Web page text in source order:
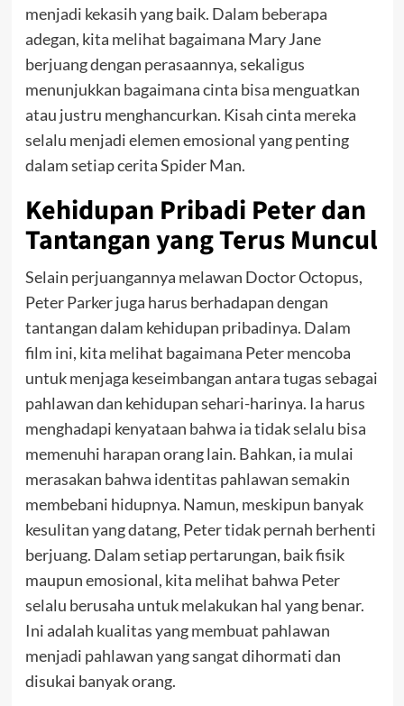
menjadi kekasih yang baik. Dalam beberapa
adegan, kita melihat bagaimana Mary Jane
berjuang dengan perasaannya, sekaligus
menunjukkan bagaimana cinta bisa menguatkan
atau justru menghancurkan. Kisah cinta mereka
selalu menjadi elemen emosional yang penting
dalam setiap cerita Spider Man.
Kehidupan Pribadi Peter dan
Tantangan yang Terus Muncul
Selain perjuangannya melawan Doctor Octopus,
Peter Parker juga harus berhadapan dengan
tantangan dalam kehidupan pribadinya. Dalam
film ini, kita melihat bagaimana Peter mencoba
untuk menjaga keseimbangan antara tugas sebagai
pahlawan dan kehidupan sehari-harinya. Ia harus
menghadapi kenyataan bahwa ia tidak selalu bisa
memenuhi harapan orang lain. Bahkan, ia mulai
merasakan bahwa identitas pahlawan semakin
membebani hidupnya. Namun, meskipun banyak
kesulitan yang datang, Peter tidak pernah berhenti
berjuang. Dalam setiap pertarungan, baik fisik
maupun emosional, kita melihat bahwa Peter
selalu berusaha untuk melakukan hal yang benar.
Ini adalah kualitas yang membuat pahlawan
menjadi pahlawan yang sangat dihormati dan
disukai banyak orang.